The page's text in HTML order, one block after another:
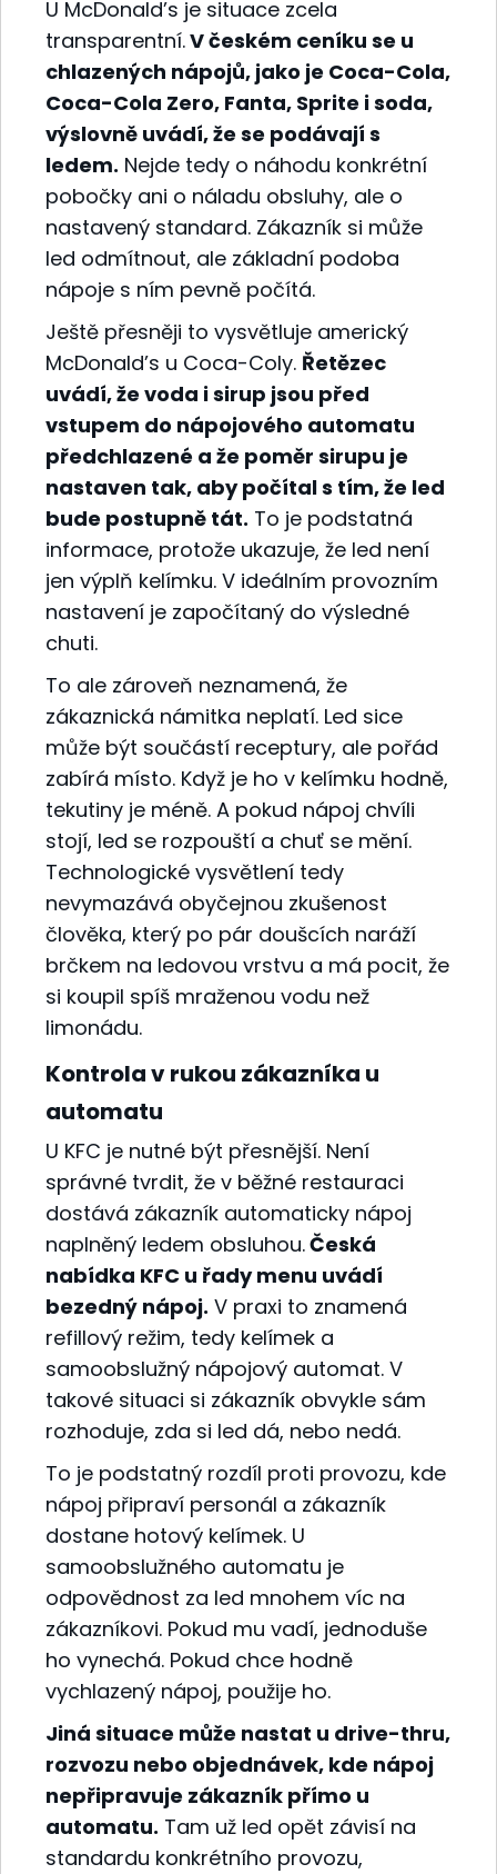
U McDonald’s je situace zcela
transparentní.V českém ceníku se u
chlazených nápojů, jako je Coca-Cola,
Coca-Cola Zero, Fanta, Sprite i soda,
výslovně uvádí, že se podávají s
ledem. Nejde tedy o náhodu konkrétní
pobočky ani o náladu obsluhy, ale o
nastavený standard. Zákazník si může
led odmítnout, ale základní podoba
nápoje s ním pevně počítá.
Ještě přesněji to vysvětluje americký
McDonald’s u Coca-Coly. Řetězec
uvádí, že voda i sirup jsou před
vstupem do nápojového automatu
předchlazené a že poměr sirupu je
nastaven tak, aby počítal s tím, že led
bude postupně tát. To je podstatná
informace, protože ukazuje, že led není
jen výplň kelímku. V ideálním provozním
nastavení je započítaný do výsledné
chuti.
To ale zároveň neznamená, že
zákaznická námitka neplatí. Led sice
může být součástí receptury, ale pořád
zabírá místo. Když je ho v kelímku hodně,
tekutiny je méně. A pokud nápoj chvíli
stojí, led se rozpouští a chuť se mění.
Technologické vysvětlení tedy
nevymazává obyčejnou zkušenost
člověka, který po pár doušcích naráží
brčkem na ledovou vrstvu a má pocit, že
si koupil spíš mraženou vodu než
limonádu.
Kontrola v rukou zákazníka u
automatu
U KFC je nutné být přesnější. Není
správné tvrdit, že v běžné restauraci
dostává zákazník automaticky nápoj
naplněný ledem obsluhou.Česká
nabídka KFC u řady menu uvádí
bezedný nápoj. V praxi to znamená
refillový režim, tedy kelímek a
samoobslužný nápojový automat. V
takové situaci si zákazník obvykle sám
rozhoduje, zda si led dá, nebo nedá.
To je podstatný rozdíl proti provozu, kde
nápoj připraví personál a zákazník
dostane hotový kelímek. U
samoobslužného automatu je
odpovědnost za led mnohem víc na
zákazníkovi. Pokud mu vadí, jednoduše
ho vynechá. Pokud chce hodně
vychlazený nápoj, použije ho.
Jiná situace může nastat u drive-thru,
rozvozu nebo objednávek, kde nápoj
nepřipravuje zákazník přímo u
automatu. Tam už led opět závisí na
standardu konkrétního provozu,